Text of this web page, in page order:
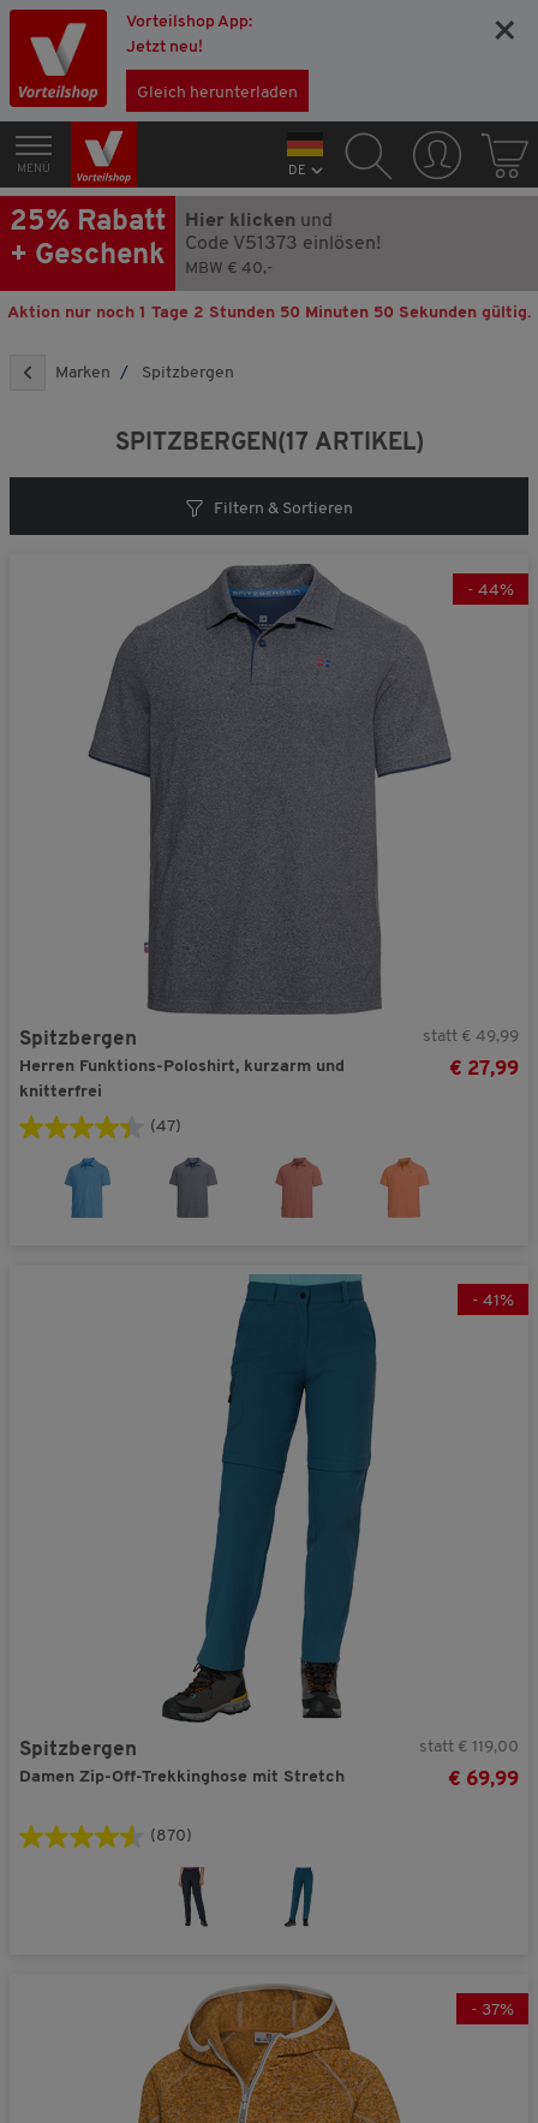
Vorteilshop App:
Jetzt neu!
Gleich herunterladen
×
MENÜ DE
25% Rabatt
+ Geschenk
Hier klicken und
Code V51373 einlösen!
MBW € 40,-
Aktion nur noch 1 Tage 2 Stunden 50 Minuten 48 Sekunden gültig.
Marken Spitzbergen
SPITZBERGEN(17 ARTIKEL)
Filtern & Sortieren
- 44%
Spitzbergen
Herren Funktions-Poloshirt, kurzarm und
knitterfrei
statt € 49,99
€ 27,99
(47)
- 41%
Spitzbergen
Damen Zip-Off-Trekkinghose mit Stretch
statt € 119,00
€ 69,99
(870)
- 37%